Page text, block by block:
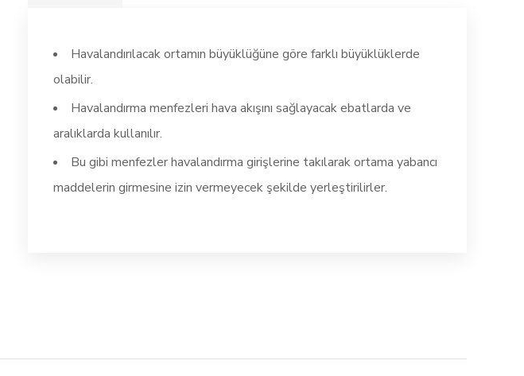
Havalandırılacak ortamın büyüklüğüne göre farklı büyüklüklerde
olabilir.
Havalandırma menfezleri hava akışını sağlayacak ebatlarda ve
aralıklarda kullanılır.
Bu gibi menfezler havalandırma girişlerine takılarak ortama yabancı
maddelerin girmesine izin vermeyecek şekilde yerleştirilirler.